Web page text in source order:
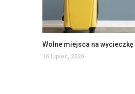
Wolne miejsca na wycieczkę
16 Lipiec, 2026